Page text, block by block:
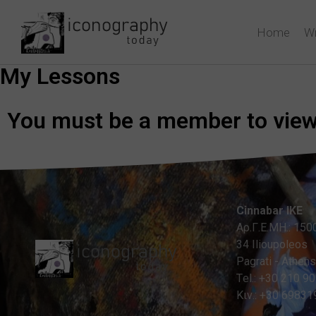
Home
My Lessons
You must be a member to
Cinnabar IKE
Αρ.Γ.Ε.ΜΗ.:
34 Ilioupoleos
Pagrati -
Τel.: +30 210
Κιν.: +30